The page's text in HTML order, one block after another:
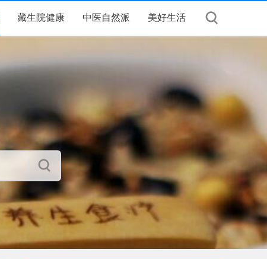
藏生院健康 中医自然派 美好生活